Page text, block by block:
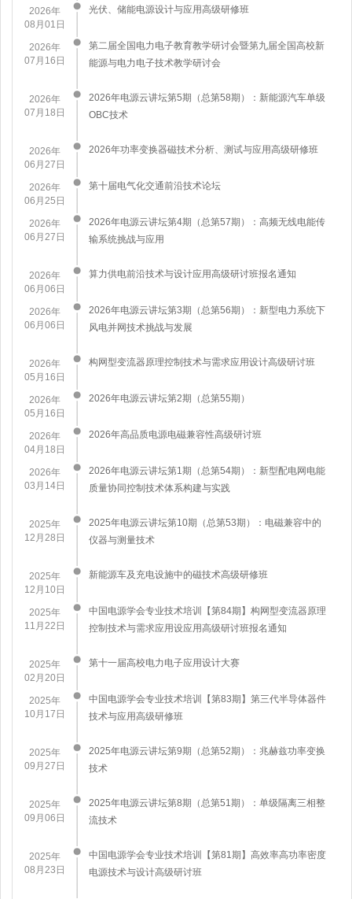
2026年
08月01日
​光伏、储能电源设计与应用高级研修班
2026年
07月16日
第二届全国电力电子教育教学研讨会暨第九届全国高校新
能源与电力电子技术教学研讨会
2026年
07月18日
2026年电源云讲坛第5期（总第58期）：新能源汽车单级
OBC技术
2026年
06月27日
2026年功率变换器磁技术分析、测试与应用高级研修班
2026年
06月25日
第十届电气化交通前沿技术论坛
2026年
06月27日
2026年电源云讲坛第4期（总第57期）：高频无线电能传
输系统挑战与应用
2026年
06月06日
算力供电前沿技术与设计应用高级研讨班报名通知
2026年
06月06日
2026年电源云讲坛第3期（总第56期）：新型电力系统下
风电并网技术挑战与发展
2026年
05月16日
构网型变流器原理控制技术与需求应用设计高级研讨班
2026年
05月16日
2026年电源云讲坛第2期（总第55期）
2026年
04月18日
2026年高品质电源电磁兼容性高级研讨班
2026年
03月14日
2026年电源云讲坛第1期（总第54期）：新型配电网电能
质量协同控制技术体系构建与实践
2025年
12月28日
2025年电源云讲坛第10期（总第53期）：电磁兼容中的
仪器与测量技术
2025年
12月10日
新能源车及充电设施中的磁技术高级研修班
2025年
11月22日
中国电源学会专业技术培训【第84期】构网型变流器原理
控制技术与需求应用设应用高级研讨班报名通知
2025年
02月20日
第十一届高校电力电子应用设计大赛
2025年
10月17日
中国电源学会专业技术培训【第83期】第三代半导体器件
技术与应用高级研修班
2025年
09月27日
2025年电源云讲坛第9期（总第52期）：兆赫兹功率变换
技术
2025年
09月06日
2025年电源云讲坛第8期（总第51期）：单级隔离三相整
流技术
2025年
08月23日
中国电源学会专业技术培训【第81期】高效率高功率密度
电源技术与设计高级研讨班